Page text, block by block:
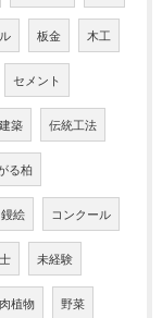
板金 木工
セメント
築 伝統工法
る柏
鏝絵 コンクール
未経験
植物 野菜